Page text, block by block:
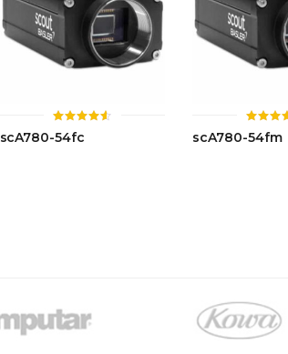
ให้
คะแนน
scA780-54fc
ให้
คะแนน
scA780-54fm